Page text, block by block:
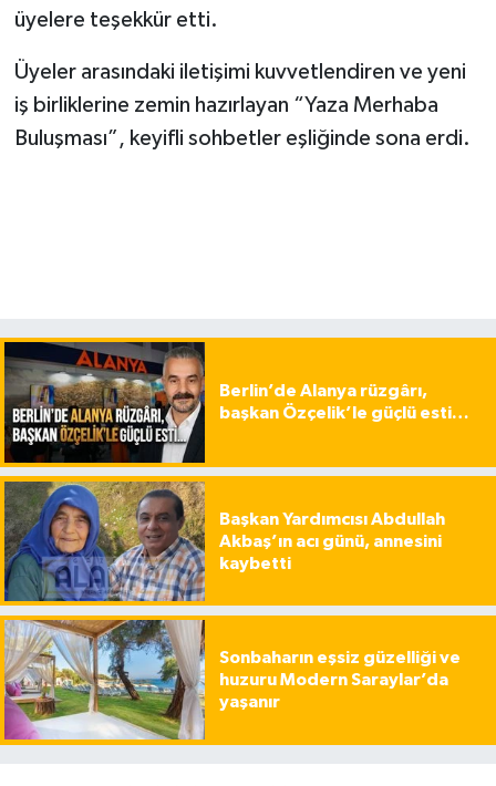
üyelere teşekkür etti.
Üyeler arasındaki iletişimi kuvvetlendiren ve yeni
iş birliklerine zemin hazırlayan “Yaza Merhaba
Buluşması”, keyifli sohbetler eşliğinde sona erdi.
Berlin’de Alanya rüzgârı,
başkan Özçelik’le güçlü esti…
Başkan Yardımcısı Abdullah
Akbaş’ın acı günü, annesini
kaybetti
Sonbaharın eşsiz güzelliği ve
huzuru Modern Saraylar’da
yaşanır